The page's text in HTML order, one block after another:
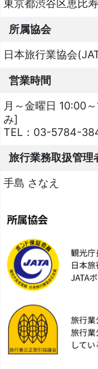
東京都渋谷区恵比
所属協会
日本旅行業協会
営業時間
月～金曜日 10:00
み]
TEL： 03-5784-
旅行業務取扱管理
手島 さなえ